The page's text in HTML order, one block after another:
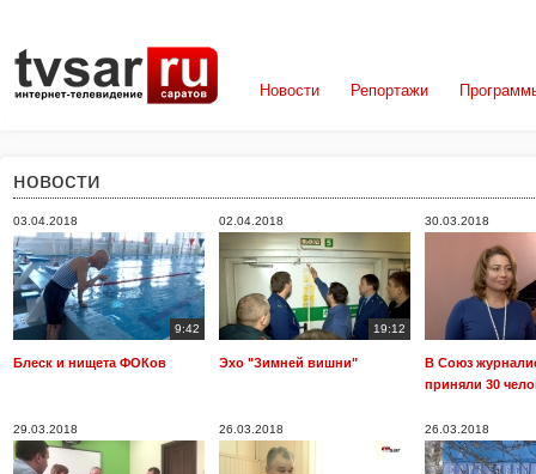
Новости Репортажи
новости
03.04.2018
9:42
Блеск и нищета ФОКов
02.04.2018
19:12
Эхо "Зимней вишни"
30.03.2018
В Союз
приняли 30
29.03.2018 26.03.2018 26.03.2018